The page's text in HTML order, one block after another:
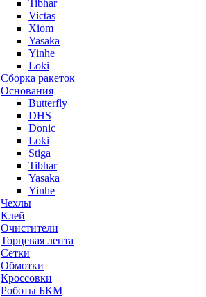
Tibhar
Victas
Xiom
Yasaka
Yinhe
Loki
Сборка ракеток
Основания
Butterfly
DHS
Donic
Loki
Stiga
Tibhar
Yasaka
Yinhe
Чехлы
Клей
Очистители
Торцевая лента
Сетки
Обмотки
Кроссовки
Роботы БКМ